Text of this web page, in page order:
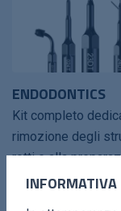
ENDODONTICS
Kit completo
rimozione degli
rotti e alla
canale.
INFORMATIVA